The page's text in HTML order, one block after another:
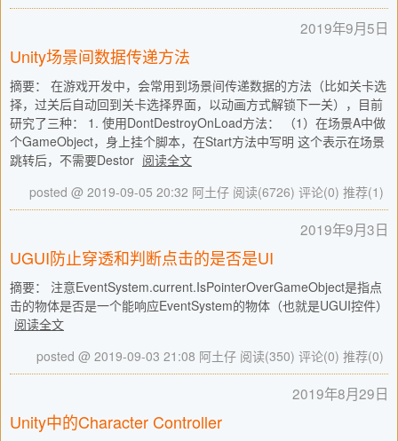
2019年9月5日
Unity场景间数据传递方法
摘要： 在游戏开发中，会常用到场景间传递数据的方法（比如关卡选
择，过关后自动回到关卡选择界面，以动画方式解锁下一关），目前
研究了三种： 1. 使用DontDestroyOnLoad方法： （1）在场景A中做
个GameObject，身上挂个脚本，在Start方法中写明 这个表示在场景
跳转后，不需要Destor 阅读全文
posted @ 2019-09-05 20:32 阿土仔 阅读(6726) 评论(0) 推荐(1)
2019年9月3日
UGUI防止穿透和判断点击的是否是UI
摘要： 注意EventSystem.current.IsPointerOverGameObject是指点
击的物体是否是一个能响应EventSystem的物体（也就是UGUI控件）
阅读全文
posted @ 2019-09-03 21:08 阿土仔 阅读(350) 评论(0) 推荐(0)
2019年8月29日
Unity中的Character Controller